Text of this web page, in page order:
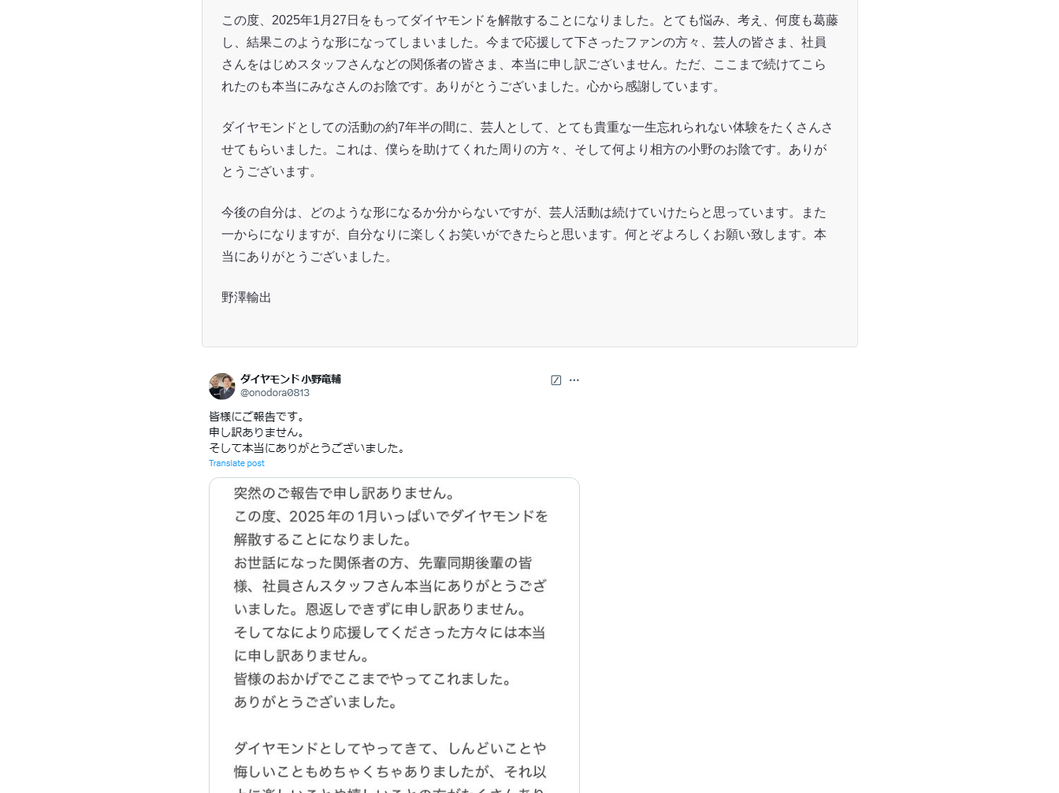
この度、2025年1月27日をもってダイヤモンドを解散することになりました。とても悩み、考え、何度も葛藤
し、結果このような形になってしまいました。今まで応援して下さったファンの方々、芸人の皆さま、社員
さんをはじめスタッフさんなどの関係者の皆さま、本当に申し訳ございません。ただ、ここまで続けてこら
れたのも本当にみなさんのお陰です。ありがとうございました。心から感謝しています。
ダイヤモンドとしての活動の約7年半の間に、芸人として、とても貴重な一生忘れられない体験をたくさんさ
せてもらいました。これは、僕らを助けてくれた周りの方々、そして何より相方の小野のお陰です。ありが
とうございます。
今後の自分は、どのような形になるか分からないですが、芸人活動は続けていけたらと思っています。また
一からになりますが、自分なりに楽しくお笑いができたらと思います。何とぞよろしくお願い致します。本
当にありがとうございました。
野澤輸出